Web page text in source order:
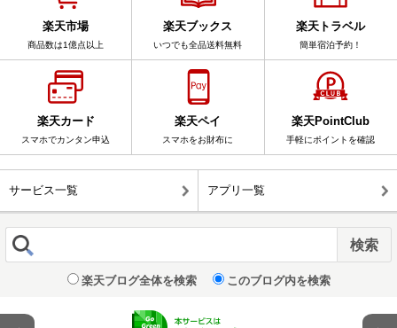
楽天市場
商品数は1億点以上
楽天ブックス
いつでも全品送料無料
楽天トラベル
簡単宿泊予約！
楽天カード
スマホでカンタン申込
楽天ペイ
スマホをお財布に
楽天PointClub
手軽にポイントを確認
サービス一覧 アプリ一覧
楽天ブログ全体を検索 このブログ内を検索